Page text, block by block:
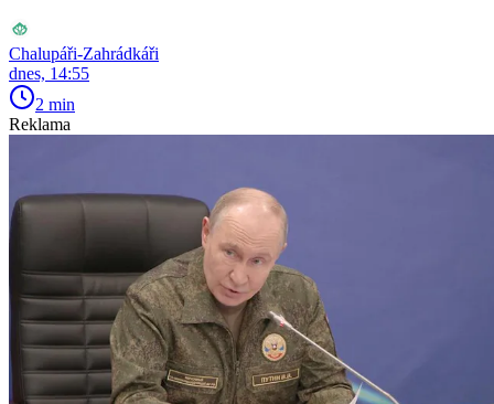
Chalupáři-Zahrádkáři
dnes, 14:55
2 min
Reklama